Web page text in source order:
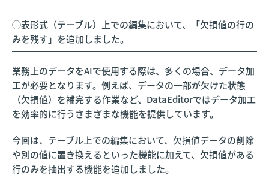
◯表形式（テーブル）上での編集において、「欠損値の行の
みを残す」を追加しました。
業務上のデータをAIで使用する際は、多くの場合、データ加
工が必要となります。例えば、データの一部が欠けた状態
（欠損値）を補完する作業など、DataEditorではデータ加工
を効率的に行うさまざまな機能を提供しています。
今回は、テーブル上での編集において、欠損値データの削除
や別の値に置き換えるといった機能に加えて、欠損値がある
行のみを抽出する機能を追加しました。